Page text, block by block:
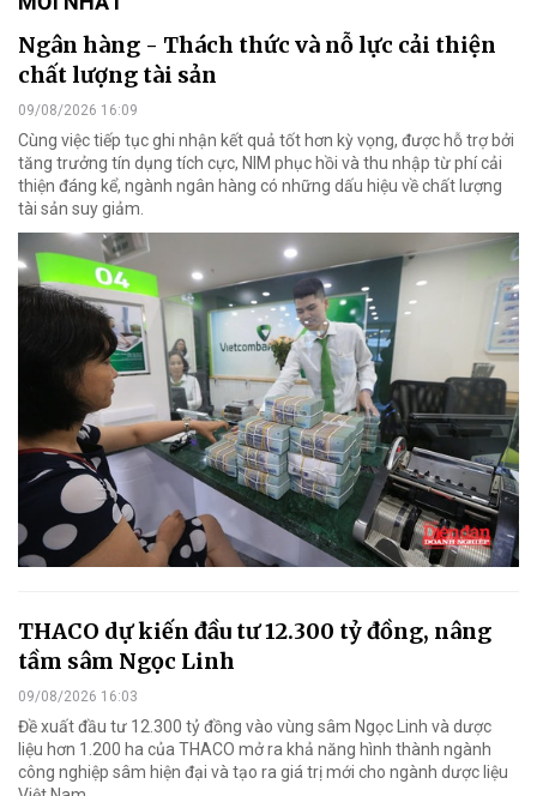
Ngân hàng - Thách thức và nỗ lực cải thiện
chất lượng tài sản
09/08/2026 16:09
Cùng việc tiếp tục ghi nhận kết quả tốt hơn kỳ vọng, được hỗ trợ bởi
tăng trưởng tín dụng tích cực, NIM phục hồi và thu nhập từ phí cải
thiện đáng kể, ngành ngân hàng có những dấu hiệu về chất lượng
tài sản suy giảm.
THACO dự kiến đầu tư 12.300 tỷ đồng, nâng
tầm sâm Ngọc Linh
09/08/2026 16:03
Đề xuất đầu tư 12.300 tỷ đồng vào vùng sâm Ngọc Linh và dược
liệu hơn 1.200 ha của THACO mở ra khả năng hình thành ngành
công nghiệp sâm hiện đại và tạo ra giá trị mới cho ngành dược liệu